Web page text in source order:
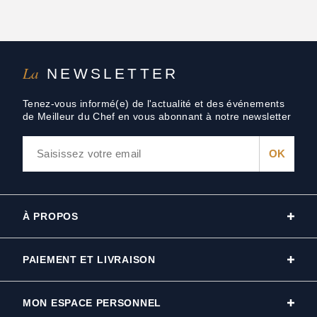
La NEWSLETTER
Tenez-vous informé(e) de l'actualité et des événements
de Meilleur du Chef en vous abonnant à notre newsletter
À PROPOS
PAIEMENT ET LIVRAISON
MON ESPACE PERSONNEL